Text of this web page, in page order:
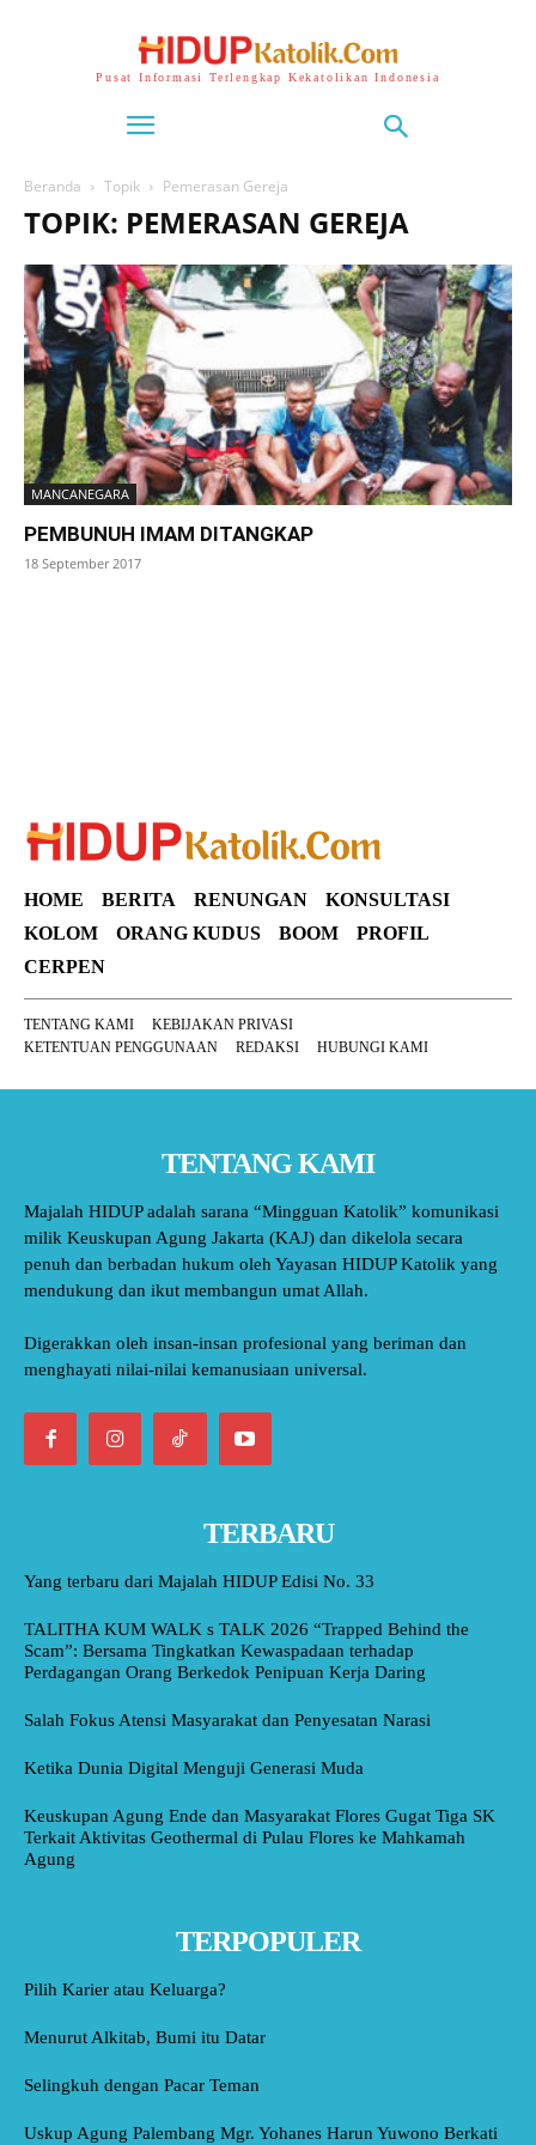
Pusat Informasi Terlengkap Kekatolikan Indonesia
Beranda Topik Pemerasan Gereja
TOPIK: PEMERASAN GEREJA
MANCANEGARA
PEMBUNUH IMAM DITANGKAP
18 September 2017
HOME BERITA RENUNGAN
KONSULTASI
KOLOM
ORANG KUDUS BOOM
PROFIL
CERPEN
TENTANG KAMI
KEBIJAKAN PRIVASI
KETENTUAN PENGGUNAAN
REDAKSI HUBUNGI KAMI
TENTANG KAMI
Majalah HIDUP adalah sarana “Mingguan Katolik” komunikasi
milik Keuskupan Agung Jakarta (KAJ) dan dikelola secara
penuh dan berbadan hukum oleh Yayasan HIDUP Katolik yang
mendukung dan ikut membangun umat Allah.
Digerakkan oleh insan-insan profesional yang beriman dan
menghayati nilai-nilai kemanusiaan universal.
TERBARU
Yang terbaru dari Majalah HIDUP Edisi No. 33
TALITHA KUM WALK s TALK 2026 “Trapped Behind the
Scam”: Bersama Tingkatkan Kewaspadaan terhadap
Perdagangan Orang Berkedok Penipuan Kerja Daring
Salah Fokus Atensi Masyarakat dan Penyesatan Narasi
Ketika Dunia Digital Menguji Generasi Muda
Keuskupan Agung Ende dan Masyarakat Flores Gugat Tiga SK
Terkait Aktivitas Geothermal di Pulau Flores ke Mahkamah
Agung
TERPOPULER
Pilih Karier atau Keluarga?
Menurut Alkitab, Bumi itu Datar
Selingkuh dengan Pacar Teman
Uskup Agung Palembang Mgr. Yohanes Harun Yuwono Berkati